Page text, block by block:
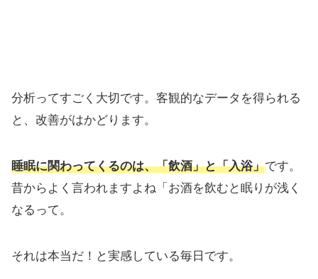
分析ってすごく大切です。 客観的なデータ を得られる
と、改善がはかどります。
睡眠に関わってくるのは、「飲酒」と「入浴」です。
昔からよく言われますよね「お酒を飲むと眠りが浅く
なるって。
それは本当だ！と実感している毎日です。